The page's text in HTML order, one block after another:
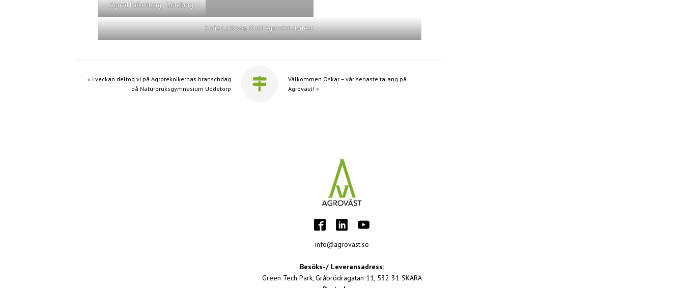
Agned Falkenberg - Göteborg
Sofia Carlsson, Ord.f Agroväst styrlese
« I veckan deltog vi på Agroteknikernas branschdag
på Naturbruksgymnasium Uddetorp
Välkommen Oskar – vår senaste talang på
Agroväst! »
info@agrovast.se
Besöks-/ Leveransadress:
Green Tech Park, Gråbrödragatan 11, 532 31 SKARA